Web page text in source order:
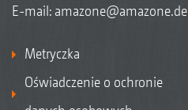
E-mail: amazone@amazone.de
Metryczka
Oświadczenie o ochronie